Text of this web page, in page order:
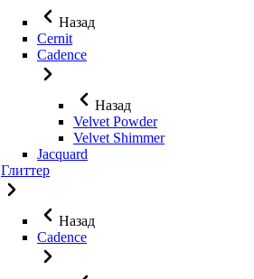
Назад
Cernit
Cadence
Назад
Velvet Powder
Velvet Shimmer
Jaсquard
Глиттер
Назад
Cadence